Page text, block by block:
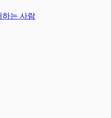
하는 사람